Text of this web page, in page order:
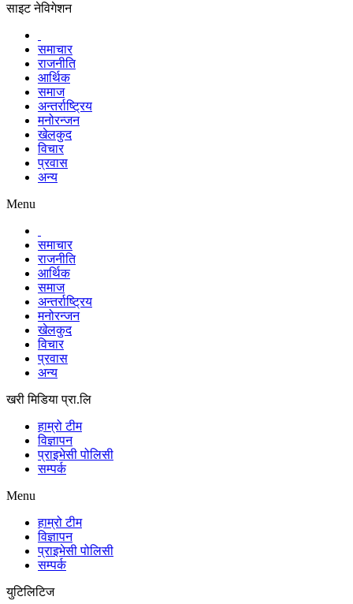
साइट नेविगेशन
समाचार
राजनीति
आर्थिक
समाज
अन्तर्राष्ट्रिय
मनोरन्जन
खेलकुद
विचार
प्रवास
अन्य
Menu
समाचार
राजनीति
आर्थिक
समाज
अन्तर्राष्ट्रिय
मनोरन्जन
खेलकुद
विचार
प्रवास
अन्य
खरी मिडिया प्रा.लि
हाम्रो टीम
विज्ञापन
प्राइभेसी पोलिसी
सम्पर्क
Menu
हाम्रो टीम
विज्ञापन
प्राइभेसी पोलिसी
सम्पर्क
युटिलिटिज